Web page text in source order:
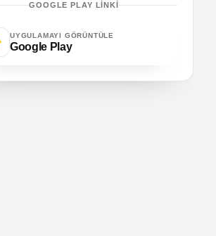
GOOGLE PLAY LINKI
UYGULAMAYI GÖRÜNTÜLE
Google Play